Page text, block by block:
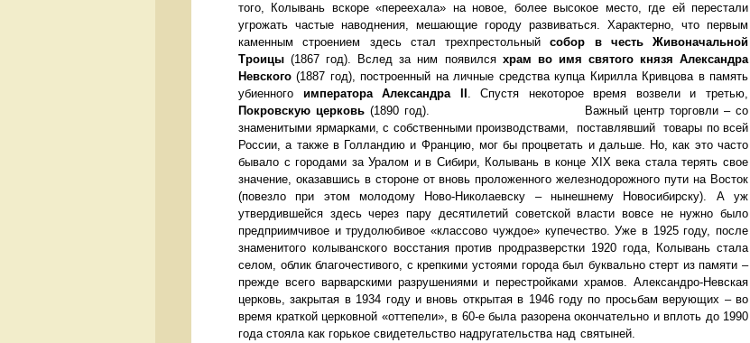
того, Колывань вскоре «переехала» на новое, более высокое место, где ей перестали
угрожать частые наводнения, мешающие городу развиваться. Характерно, что первым
каменным строением здесь стал трехпрестольный собор в честь Живоначальной
Троицы (1867 год). Вслед за ним появился храм во имя святого князя Александра
Невского (1887 год), построенный на личные средства купца Кирилла Кривцова в память
убиенного императора Александра II . Спустя некоторое время возвели и третью,
Покровскую церковь (1890 год).
Важный центр торговли – со
знаменитыми ярмарками, с собственными производствами, поставлявший товары по всей
России, а также в Голландию и Францию, мог бы процветать и дальше. Но, как это часто
бывало с городами за Уралом и в Сибири, Колывань в конце XIX века стала терять свое
значение, оказавшись в стороне от вновь проложенного железнодорожного пути на Восток
(повезло при этом молодому Ново-Николаевску – нынешнему Новосибирску). А уж
утвердившейся здесь через пару десятилетий советской власти вовсе не нужно было
предприимчивое и трудолюбивое «классово чуждое» купечество. Уже в 1925 году, после
знаменитого колыванского восстания против продразверстки 1920 года, Колывань стала
селом, облик благочестивого, с крепкими устоями города был буквально стерт из памяти –
прежде всего варварскими разрушениями и перестройками храмов. Александро-Невская
церковь, закрытая в 1934 году и вновь открытая в 1946 году по просьбам верующих – во
время краткой церковной «оттепели», в 60-е была разорена окончательно и вплоть до 1990
года стояла как горькое свидетельство надругательства над святыней.